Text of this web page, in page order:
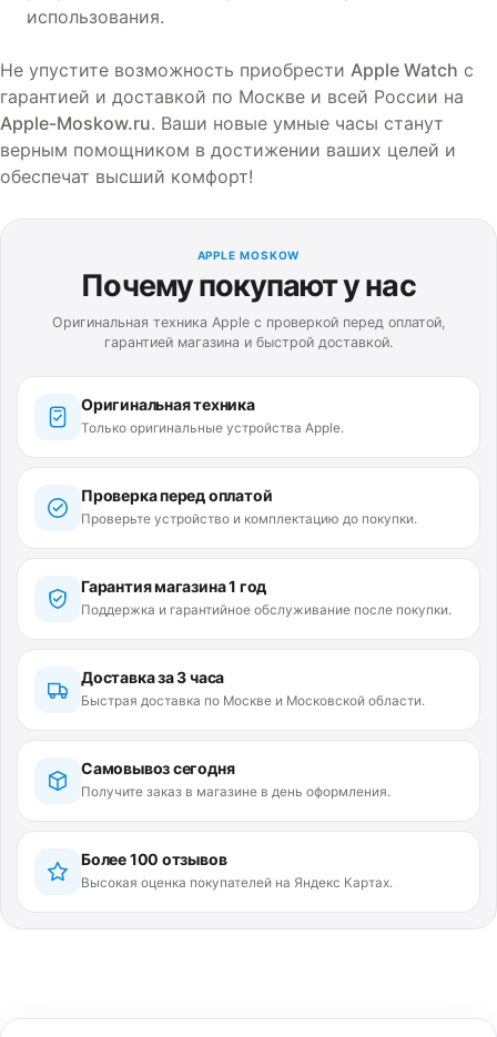
использования.
Не упустите возможность приобрести Apple Watch с
гарантией и доставкой по Москве и всей России на
Apple-Moskow.ru. Ваши новые умные часы станут
верным помощником в достижении ваших целей и
обеспечат высший комфорт!
APPLE MOSKOW
Почему покупают у нас
Оригинальная техника Apple с проверкой перед оплатой,
гарантией магазина и быстрой доставкой.
Оригинальная техника
Только оригинальные устройства Apple.
Проверка перед оплатой
Проверьте устройство и комплектацию до покупки.
Гарантия магазина 1 год
Поддержка и гарантийное обслуживание после покупки.
Доставка за 3 часа
Быстрая доставка по Москве и Московской области.
Самовывоз сегодня
Получите заказ в магазине в день оформления.
Более 100 отзывов
Высокая оценка покупателей на Яндекс Картах.